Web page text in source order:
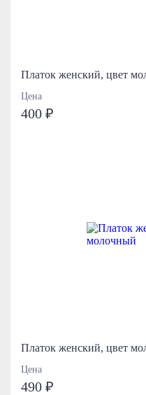
Платок женский, цвет
Цена
400 ₽
Платок женский, цвет
Цена
490 ₽